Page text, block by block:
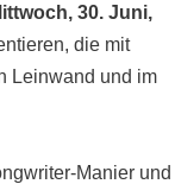
30. Juni,
die mit
Leinwand und im
Manier und